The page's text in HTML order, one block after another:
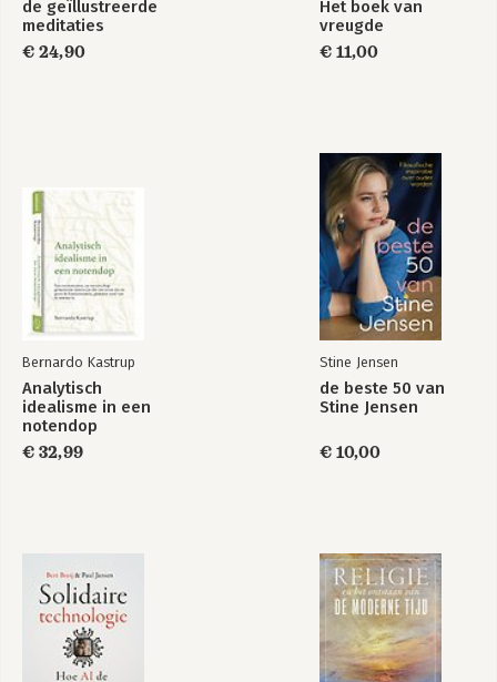
de geïllustreerde
meditaties
€ 24,90
Het boek van
vreugde
€ 11,00
Bernardo Kastrup
Analytisch
idealisme in een
notendop
€ 32,99
Stine Jensen
de beste 50 van
Stine Jensen
€ 10,00